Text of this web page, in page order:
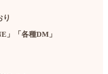
り
」「各種DM」